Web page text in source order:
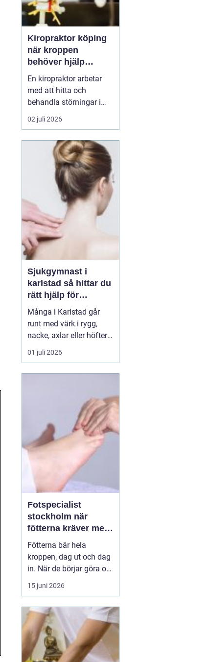
Kiropraktor köping
när kroppen
behöver hjälp
tillbaka
En kiropraktor arbetar
med att hitta och
behandla störningar i
kroppens leder, muskler
och nervsystem. Målet
smärta, bättre rörlighet
och en vardag som
fungerar igen.
Kiropraktik passar
många som kämpar
med återkommande
ryggont...
02 juli 2026
Sjukgymnast i
karlstad så hittar du
rätt hjälp för
kroppen
Många i Karlstad går
runt med värk i rygg,
nacke, axlar eller höfter
utan att söka hjälp.
Andra har råkat ut för en
släppa. En legitimerad
sjukgymnast kan då
göra stor skillnad.
Genom n...
01 juli 2026
Fotspecialist
stockholm när
fötterna kräver mer
än vanliga sulor
Fötterna bär hela
kroppen, dag ut och dag
in. När de börjar göra ont
påverkas mer än bara
stegen sömn, träning,
lidande. Många försöker
länge med egenvård,
inlägg från sportbutiken
eller vila, men
15 juni 2026